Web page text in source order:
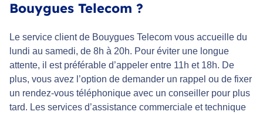
Bouygues Telecom ?
Le service client de Bouygues Telecom vous accueille du
lundi au samedi, de 8h à 20h. Pour éviter une longue
attente, il est préférable d’appeler entre 11h et 18h. De
plus, vous avez l’option de demander un rappel ou de fixer
un rendez-vous téléphonique avec un conseiller pour plus
tard. Les services d’assistance commerciale et technique